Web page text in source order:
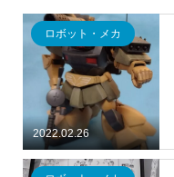
2022.02.26
ロボット・メカ